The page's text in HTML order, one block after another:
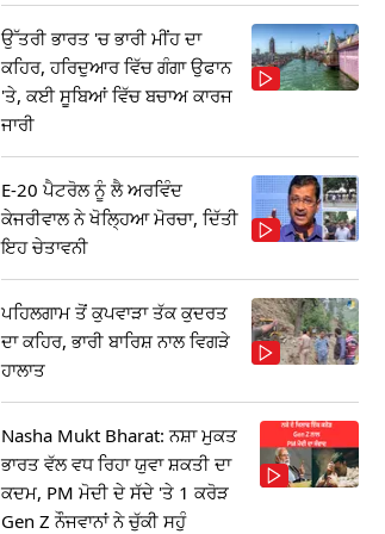
ਉੱਤਰੀ ਭਾਰਤ 'ਚ ਭਾਰੀ ਮੀਂਹ ਦਾ
ਕਹਿਰ, ਹਰਿਦੁਆਰ ਵਿੱਚ ਗੰਗਾ ਉਫਾਨ
'ਤੇ, ਕਈ ਸੂਬਿਆਂ ਵਿੱਚ ਬਚਾਅ ਕਾਰਜ
ਜਾਰੀ
E-20 ਪੈਟਰੋਲ ਨੂੰ ਲੈ ਅਰਵਿੰਦ
ਕੇਜਰੀਵਾਲ ਨੇ ਖੋਲ੍ਹਿਆ ਮੋਰਚਾ, ਦਿੱਤੀ
ਇਹ ਚੇਤਾਵਨੀ
ਪਹਿਲਗਾਮ ਤੋਂ ਕੁਪਵਾੜਾ ਤੱਕ ਕੁਦਰਤ
ਦਾ ਕਹਿਰ, ਭਾਰੀ ਬਾਰਿਸ਼ ਨਾਲ ਵਿਗੜੇ
ਹਾਲਾਤ
Nasha Mukt Bharat: ਨਸ਼ਾ ਮੁਕਤ
ਭਾਰਤ ਵੱਲ ਵਧ ਰਿਹਾ ਯੁਵਾ ਸ਼ਕਤੀ ਦਾ
ਕਦਮ, PM ਮੋਦੀ ਦੇ ਸੱਦੇ 'ਤੇ 1 ਕਰੋੜ
Gen Z ਨੌਜਵਾਨਾਂ ਨੇ ਚੁੱਕੀ ਸਹੁੰ